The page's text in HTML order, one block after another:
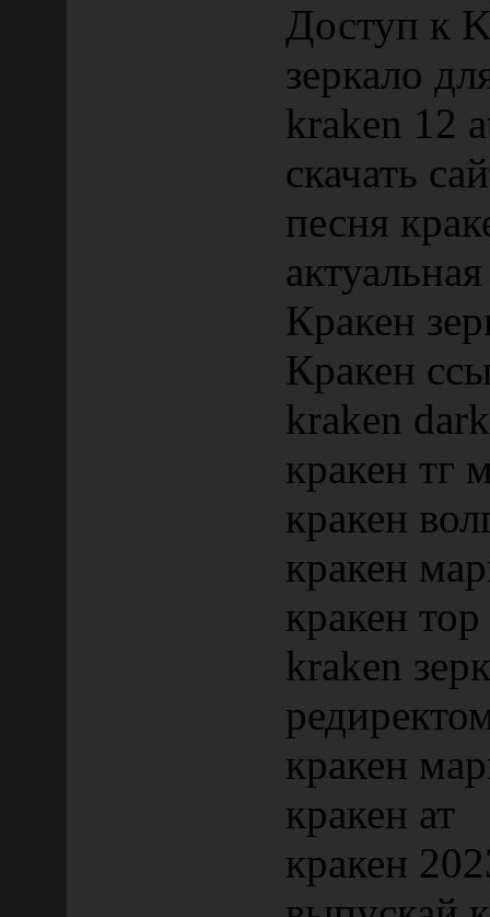
Доступ к
зеркало
kraken 12
скачать
песня
Кракен
Кракен
kraken
кракен тг
кракен
кракен
кракен
kraken
кракен
кракен ат
кракен